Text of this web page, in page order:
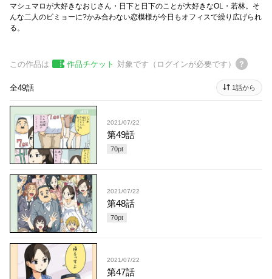
マシュマロが大好きなおじさん・日下と 日下のことが大好きなOL・若林。そ
んな二人のビミョーに?かみ合わない恋模様が今日もオフィスで繰り広げられ
る。
この作品は 作品チケット 対象です（ログインが必要です）
全49話 1話から
2021/07/22
第49話
70pt
2021/07/22
第48話
70pt
2021/07/22
第47話